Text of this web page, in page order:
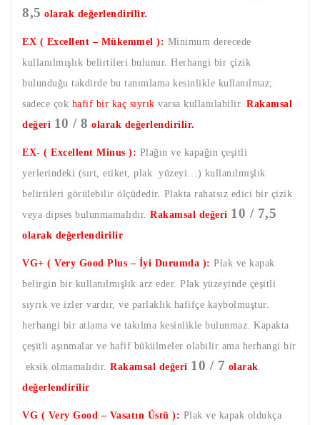
8,5 olarak değerlendirilir.
EX ( Excellent – Mükemmel ): Minimum derecede
kullanılmışlık belirtileri bulunur. Herhangi bir çizik
bulunduğu takdirde bu tanımlama kesinlikle kullanılmaz;
sadece çok hafif bir kaç sıyrık varsa kullanılabilir. Rakamsal
değeri 10 / 8 olarak değerlendirilir.
EX- ( Excellent Minus ): Plağın ve kapağın çeşitli
yerlerindeki (sırt, etiket, plak yüzeyi…) kullanılmışlık
belirtileri görülebilir ölçüdedir. Plakta rahatsız edici bir çizik
veya dipses bulunmamalıdır. Rakamsal değeri 10 / 7,5
olarak değerlendirilir
VG+ ( Very Good Plus – İyi Durumda ): Plak ve kapak
belirgin bir kullanılmışlık arz eder. Plak yüzeyinde çeşitli
sıyrık ve izler vardır, ve parlaklık hafifçe kaybolmuştur.
herhangi bir atlama ve takılma kesinlikle bulunmaz. Kapakta
çeşitli aşınmalar ve hafif bükülmeler olabilir ama herhangi bir
eksik olmamalıdır. Rakamsal değeri 10 / 7 olarak
değerlendirilir
VG ( Very Good – Vasatın Üstü ): Plak ve kapak oldukça